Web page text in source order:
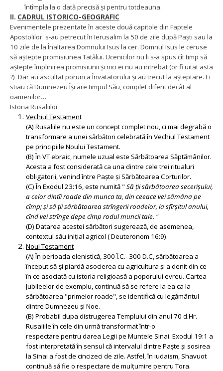
întîmpla la o dată precisă și pentru totdeauna.
II. CADRUL ISTORICO-GEOGRAFIC
Evenimentele prezentate în aceste două capitole din Faptele
Apostolilor s-au petrecut în Ierusalim la 50 de zile după Paști sau la
10 zile de la Înaltarea Domnului Isus la cer. Domnul Isus le ceruse
să aștepte promisiunea Tatălui. Ucenicilor nu li s-a spus cît timp să
aștepte împlinirea promisiunii și nici ei nu au intrebat (or fi uitat asta
?) Dar au ascultat porunca Învatatorului și au trecut la așteptare. Ei
stiau că Dumnezeu Își are timpul Său, complet diferit decât al
oamenilor…
Istoria Rusaliilor
Vechiul Testament
(A) Rusaliile nu este un concept complet nou, ci mai degrabă o
transformare a unei sărbători celebrată în Vechiul Testament
pe principiile Noului Testament.
(B) În VT ebraic, numele uzual este Sărbătoarea Săptămânilor.
Acesta a fost considerată ca una dintre cele trei ritualuri
obligatorii, venind între Paște și Sărbătoarea Corturilor.
(C) În Exodul 23:16, este numită " Să ţii sărbătoarea secerişului,
a celor dintîi roade din munca ta, din ceeace vei sămăna pe
cîmp; şi să ţii sărbătoarea strîngerii roadelor, la sfîrşitul anului,
cînd vei strînge depe cîmp rodul muncii tale. "
(D) Datarea acestei sărbători sugerează, de asemenea,
contextul său inițial agricol ( Deuteronom 16:9).
Noul Testament
(A) În perioada elenistică, 300 Î.C.- 300 D.C, sărbătoarea a
început să-și piardă asocierea cu agricultura și a denit din ce
în ce asociată cu istoria religioasă a poporului evreu. Cartea
Jubileelor ​​de exemplu, continuă să se refere la ea ca la
sărbătoarea "primelor roade", se identifică cu legământul
dintre Dumnezeu și Noe.
(B) Probabil dupa distrugerea Templului din anul 70 d.Hr.
Rusaliile în cele din urmă transformat într-o
respectare pentru darea Legii pe Muntele Sinai. Exodul 19:1 a
fost interpretată în sensul că intervalul dintre Paște și sosirea
la Sinai a fost de cincizeci de zile. Astfel, în iudaism, Shavuot
continuă să fie o respectare de mulțumire pentru Tora.